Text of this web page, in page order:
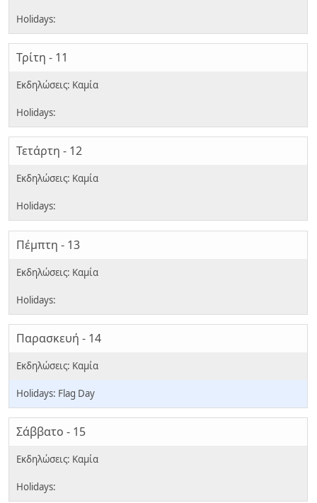
Τρίτη - 11
Τετάρτη - 12
Πέμπτη - 13
Παρασκευή - 14
Flag Day
Σάββατο - 15